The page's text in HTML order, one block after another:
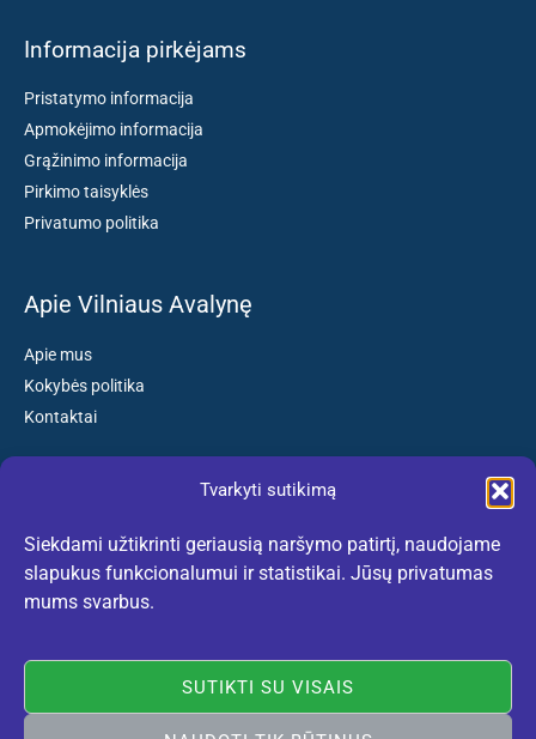
Tvarkyti sutikimą
Siekdami užtikrinti geriausią naršymo patirtį, naudojame
slapukus funkcionalumui ir statistikai. Jūsų privatumas
mums svarbus.
SUTIKTI SU VISAIS
Informacija pirkėjams
Pristatymo informacija
Apmokėjimo informacija
Grąžinimo informacija
Pirkimo taisyklės
Privatumo politika
Apie Vilniaus Avalynę
Apie mus
Kokybės politika
Kontaktai
El. paštas: kokybiskibatai@gmail.com
Tel. +370 659 77132